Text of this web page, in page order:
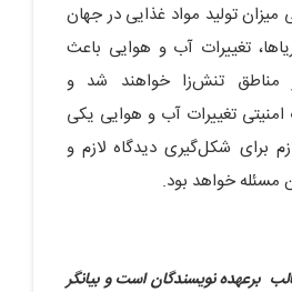
میزان تولید مواد غذایی در جهان
تغییرات آب و هوایی باعث
مناطق تنش‌زا خواهند شد و
امنیتی تغییرات آب و هوایی یکی
برای شکل‌گیری دیدگاه لازم و
مسئله خواهد بود.
برعهده نویسندگان است و بیانگر